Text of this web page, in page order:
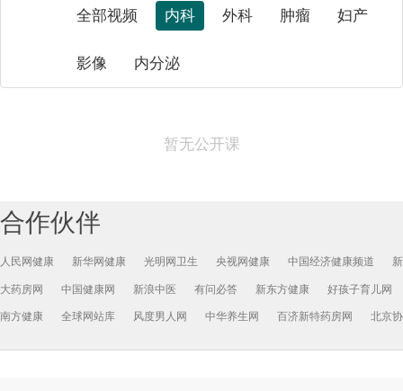
全部视频 内科 外科 肿瘤 妇产
影像 内分泌
暂无公开课
合作伙伴
人民网健康 新华网健康 光明网卫生 央视网健康 中国经济健康频道
大药房网 中国健康网 新浪中医 有问必答 新东方健康 好孩子育儿网
南方健康 全球网站库 风度男人网 中华养生网 百济新特药房网 北京